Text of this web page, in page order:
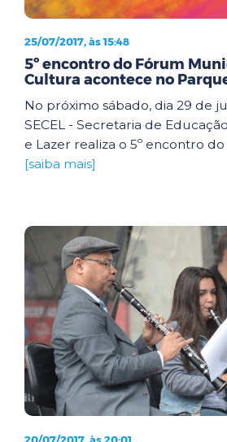
25/07/2017, às 15:48
5º encontro do Fórum
Cultura acontece no
No próximo sábado, dia 29 de
SECEL - Secretaria de
e Lazer realiza o 5º encontro
[saiba mais]
20/07/2017, às 20:01